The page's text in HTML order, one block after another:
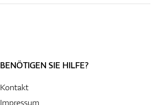
BENÖTIGEN SIE HILFE?
Kontakt
Impressum